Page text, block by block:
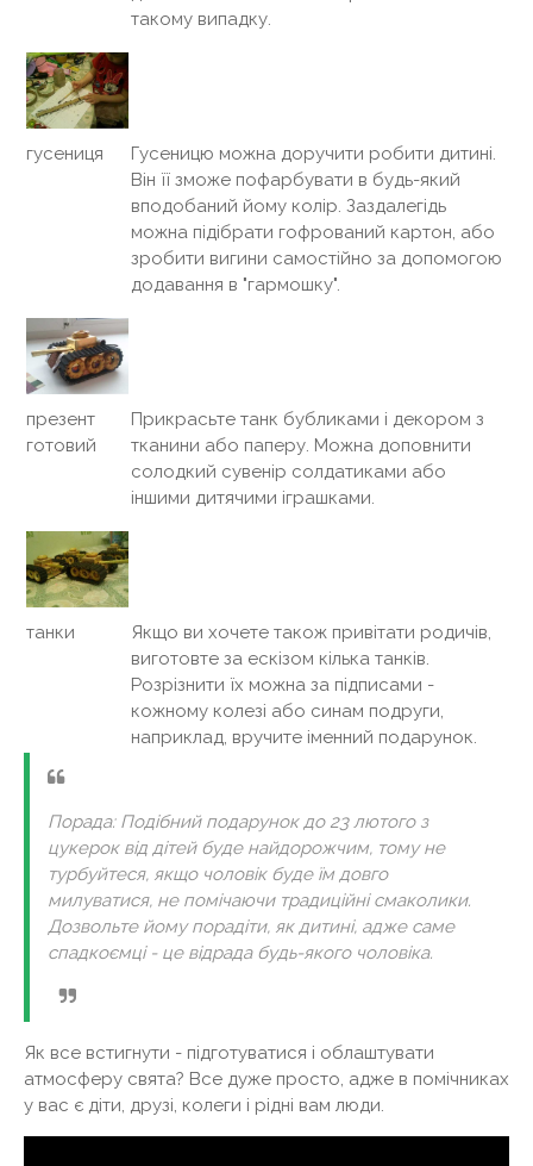
такому випадку.
гусениця
Гусеницю можна доручити робити дитині.
Він її зможе пофарбувати в будь-який
вподобаний йому колір. Заздалегідь
можна підібрати гофрований картон, або
зробити вигини самостійно за допомогою
додавання в "гармошку".
презент
готовий
Прикрасьте танк бубликами і декором з
тканини або паперу. Можна доповнити
солодкий сувенір солдатиками або
іншими дитячими іграшками.
танки
Якщо ви хочете також привітати родичів,
виготовте за ескізом кілька танків.
Розрізнити їх можна за підписами -
кожному колезі або синам подруги,
наприклад, вручите іменний подарунок.
Порада: Подібний подарунок до 23 лютого з
цукерок від дітей буде найдорожчим, тому не
турбуйтеся, якщо чоловік буде їм довго
милуватися, не помічаючи традиційні смаколики.
Дозвольте йому порадіти, як дитині, адже саме
спадкоємці - це відрада будь-якого чоловіка.
Як все встигнути - підготуватися і облаштувати
атмосферу свята? Все дуже просто, адже в помічниках
у вас є діти, друзі, колеги і рідні вам люди.